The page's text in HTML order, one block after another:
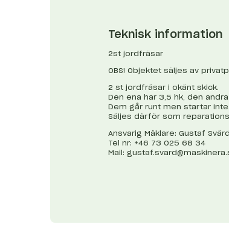
Teknisk information
2st jordfräsar
OBS! Objektet säljes av
2 st jordfräsar i okänt skick.
Den ena har 3,5 hk, den andra
Dem går runt men startar inte.
Säljes därför som
Ansvarig Mäklare: Gustaf Svärd
Tel nr: +46 73 025 68 34
Mail: